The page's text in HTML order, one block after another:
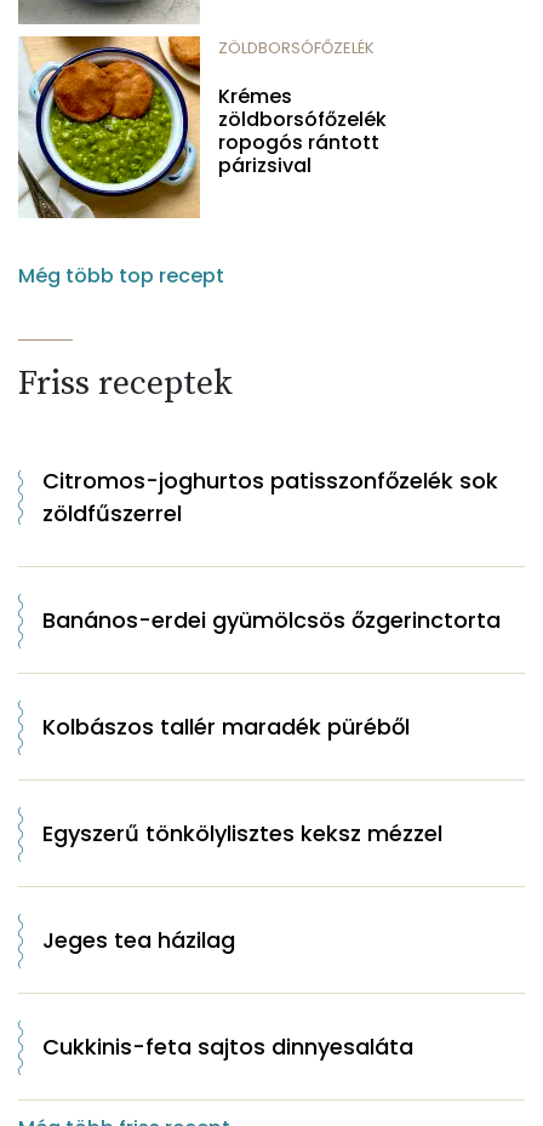
ZÖLDBORSÓFŐZELÉK
Krémes
zöldborsófőzelék
ropogós rántott
párizsival
Még több top recept
Friss receptek
Citromos-joghurtos patisszonfőzelék sok
zöldfűszerrel
Banános-erdei gyümölcsös őzgerinctorta
Kolbászos tallér maradék püréből
Egyszerű tönkölylisztes keksz mézzel
Jeges tea házilag
Cukkinis-feta sajtos dinnyesaláta